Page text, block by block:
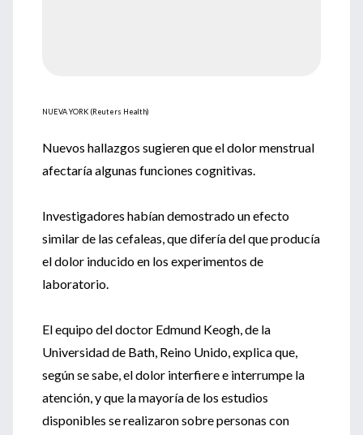
NUEVA YORK (Reuters Health)
Nuevos hallazgos sugieren que el dolor menstrual
afectaría algunas funciones cognitivas.
Investigadores habían demostrado un efecto
similar de las cefaleas, que difería del que producía
el dolor inducido en los experimentos de
laboratorio.
El equipo del doctor Edmund Keogh, de la
Universidad de Bath, Reino Unido, explica que,
según se sabe, el dolor interfiere e interrumpe la
atención, y que la mayoría de los estudios
disponibles se realizaron sobre personas con